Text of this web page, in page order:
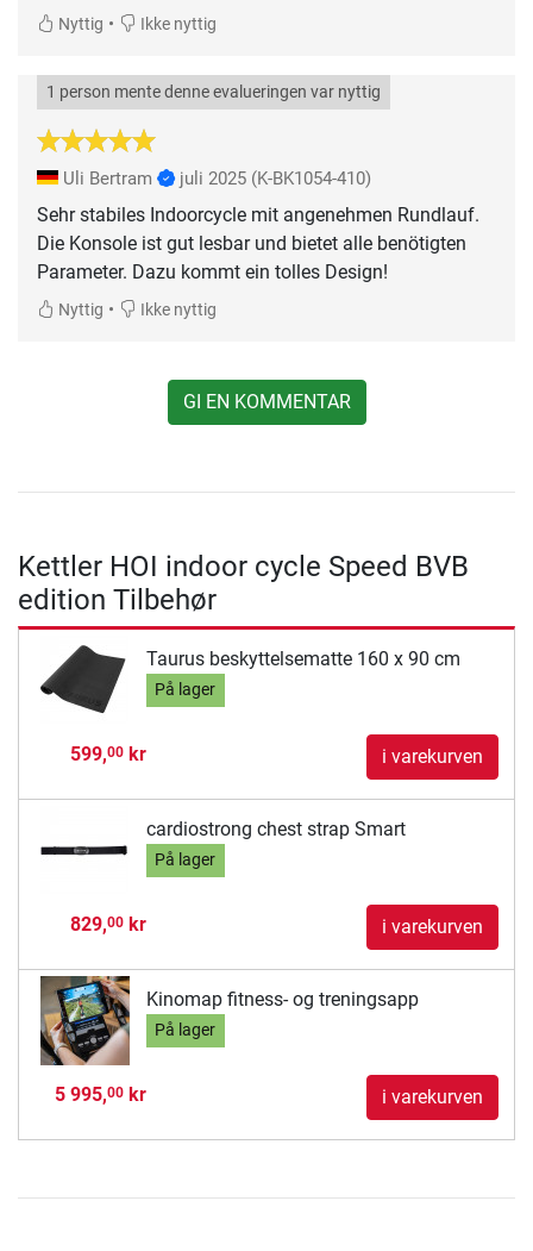
Nyttig • Ikke nyttig
1 person mente denne evalueringen var nyttig
Uli Bertram juli 2025 (K-BK1054-410)
Sehr stabiles Indoorcycle mit angenehmen Rundlauf.
Die Konsole ist gut lesbar und bietet alle benötigten
Parameter. Dazu kommt ein tolles Design!
Nyttig • Ikke nyttig
GI EN KOMMENTAR
Kettler HOI indoor cycle Speed BVB
edition Tilbehør
Taurus beskyttelsematte 160 x 90 cm
På lager
599,00kr i varekurven
cardiostrong chest strap Smart
På lager
829,00kr i varekurven
Kinomap fitness- og treningsapp
På lager
5 995,00kr i varekurven